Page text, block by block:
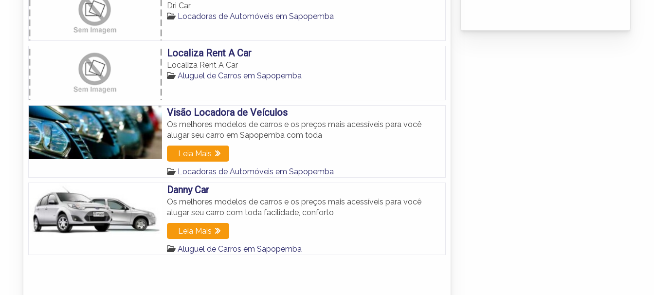
Dri Car
Locadoras de Automóveis em Sapopemba
Localiza Rent A Car
Localiza Rent A Car
Aluguel de Carros em Sapopemba
Visão Locadora de Veículos
Os melhores modelos de carros e os preços mais acessíveis para você
alugar seu carro em Sapopemba com toda
Leia Mais
Locadoras de Automóveis em Sapopemba
Danny Car
Os melhores modelos de carros e os preços mais acessíveis para você
alugar seu carro com toda facilidade, conforto
Leia Mais
Aluguel de Carros em Sapopemba